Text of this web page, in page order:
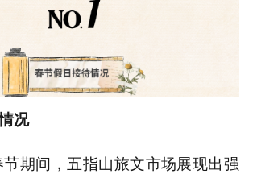
况
期间，五指山旅文市场展现出强